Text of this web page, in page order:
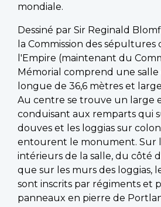
mondiale.
Dessiné par Sir Reginald
la Commission des
l'Empire (maintenant du
Mémorial comprend une
longue de 36,6 mètres et
Au centre se trouve un large
conduisant aux remparts qui
douves et les loggias sur
entourent le monument. Sur
intérieurs de la salle, du côté
que sur les murs des loggias,
sont inscrits par régiments et
panneaux en pierre de